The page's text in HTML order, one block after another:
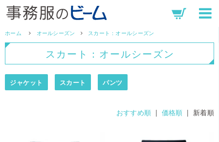
ホーム オールシーズン スカート：オールシーズン
スカート：オールシーズン
ジャケット スカート パンツ
おすすめ順 | 価格順 | 新着順